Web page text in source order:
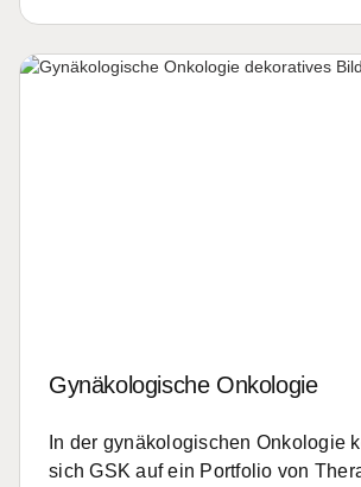
Gynäkologische Onkologie
In der gynäkologischen Onkologie
sich GSK auf ein Portfolio von